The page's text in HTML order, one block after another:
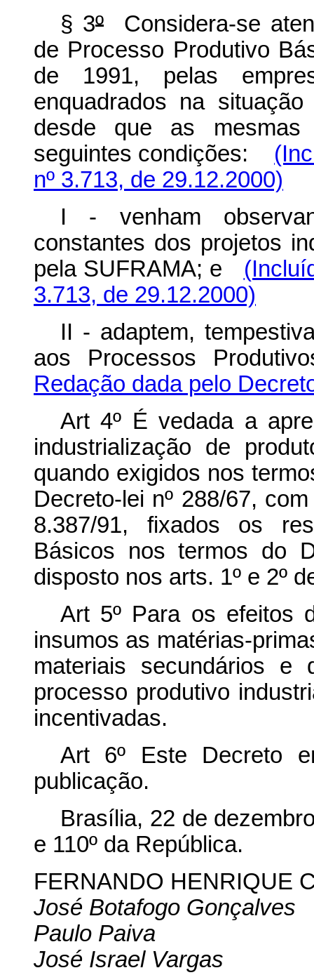
§ 3º Considera-se
de Processo Produtivo
de 1991, pelas
enquadrados na
desde que as mesmas
seguintes condições:
nº 3.713, de 29.12.2000)
I - venham
constantes dos projetos
pela SUFRAMA; e
3.713, de 29.12.2000)
II - adaptem,
aos Processos
Redação dada pelo
Art 4º É vedada a
industrialização de
quando exigidos nos
Decreto-lei nº 288/67,
8.387/91, fixados os
Básicos nos termos do
disposto nos arts. 1º e 2º
Art 5º Para os efeitos
insumos as matérias-
materiais secundários e
processo produtivo
incentivadas.
Art 6º Este Decreto
publicação.
Brasília, 22 de
e 110º da República.
FERNANDO HENRIQUE
José Botafogo Gonçalves
Paulo Paiva
José Israel Vargas